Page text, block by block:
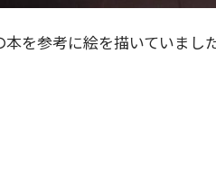
を参考に絵を描いていました